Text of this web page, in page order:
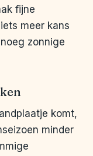
fijne
meer kans
zonnige
komt,
minder